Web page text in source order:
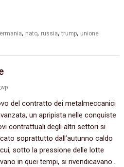
, nato, russia,trump, unione
del contratto dei metalmeccanici
un apripista nelle conquiste
contrattuali degli altri settori si
soprattutto dall’autunno caldo
sotto la pressione delle lotte
in quei tempi, si rivendicavano…